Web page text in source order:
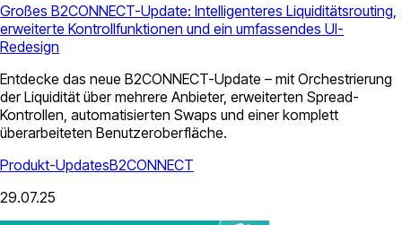
Großes B2CONNECT-Update: Intelligenteres Liquiditätsrouting,
erweiterte Kontrollfunktionen und ein umfassendes UI-
Redesign
Entdecke das neue B2CONNECT-Update – mit Orchestrierung
der Liquidität über mehrere Anbieter, erweiterten Spread-
Kontrollen, automatisierten Swaps und einer komplett
überarbeiteten Benutzeroberfläche.
Produkt-UpdatesB2CONNECT
29.07.25